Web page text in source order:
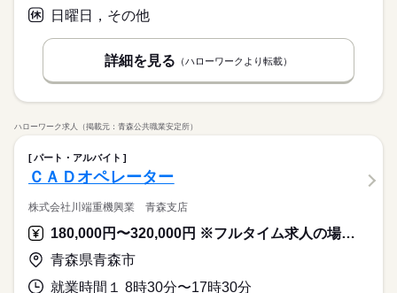
日曜日，その他
詳細を見る （ハローワークより転載）
ハローワーク求人（掲載元：青森公共職業安定所）
パート・アルバイト
ＣＡＤオペレーター
株式会社川端重機興業 青森支店
180,000円〜320,000円 ※フルタイム求人の場合は月額（換算額）、パート求人の場合は時間額を表示しています。
青森県青森市
就業時間１ 8時30分〜17時30分